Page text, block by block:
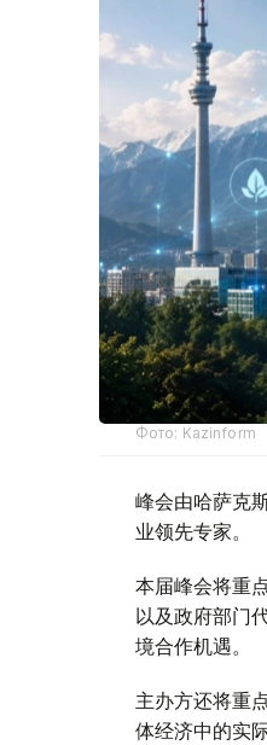
Фото: Kazinform
峰会由哈萨克
业领先专家。
本届峰会将重
以及政府部门
境合作机遇。
主办方还将重
体经济中的实